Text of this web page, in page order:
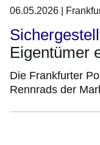
06.05.2026 |
Eigentümer
Die Frankfurter
Rennrads der